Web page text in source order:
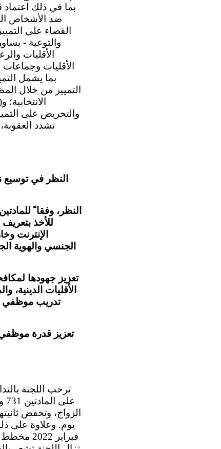
بما في ذلك اعتماد
القضاء على
والتوعية -
الأقليات
الأقليات
بما يشمل
التمييز من خلال
والتحريض على
تشدد
النظر في
للأخذ
الإنترنت
الجنسي والهوية
تعزيز جهودها
الأقليات
تدريب موظفي
تعزيز قدرة موظفي
يوم. وعلاوة على
فبراير